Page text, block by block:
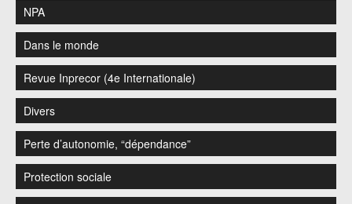
NPA
Dans le monde
Revue Inprecor (4e Internationale)
Divers
Perte d’autonomie, “dépendance”
Protection sociale